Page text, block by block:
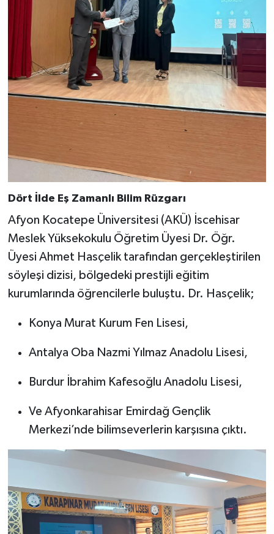
Dört İlde Eş Zamanlı Bilim Rüzgarı
Afyon Kocatepe Üniversitesi (AKÜ) İscehisar
Meslek Yüksekokulu Öğretim Üyesi Dr. Öğr.
Üyesi Ahmet Hasçelik tarafından gerçekleştirilen
söyleşi dizisi, bölgedeki prestijli eğitim
kurumlarında öğrencilerle buluştu. Dr. Hasçelik;
Konya Murat Kurum Fen Lisesi,
Antalya Oba Nazmi Yılmaz Anadolu Lisesi,
Burdur İbrahim Kafesoğlu Anadolu Lisesi,
Ve Afyonkarahisar Emirdağ Gençlik
Merkezi’nde bilimseverlerin karşısına çıktı.